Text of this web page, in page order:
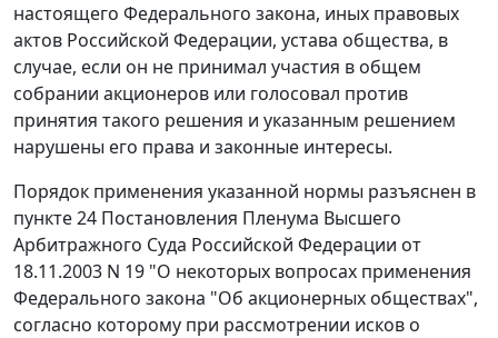
настоящего Федерального закона, иных правовых
актов Российской Федерации, устава общества, в
случае, если он не принимал участия в общем
собрании акционеров или голосовал против
принятия такого решения и указанным решением
нарушены его права и законные интересы.
Порядок применения указанной нормы разъяснен в
пункте 24 Постановления Пленума Высшего
Арбитражного Суда Российской Федерации от
18.11.2003 N 19 "О некоторых вопросах применения
Федерального закона "Об акционерных обществах",
согласно которому при рассмотрении исков о